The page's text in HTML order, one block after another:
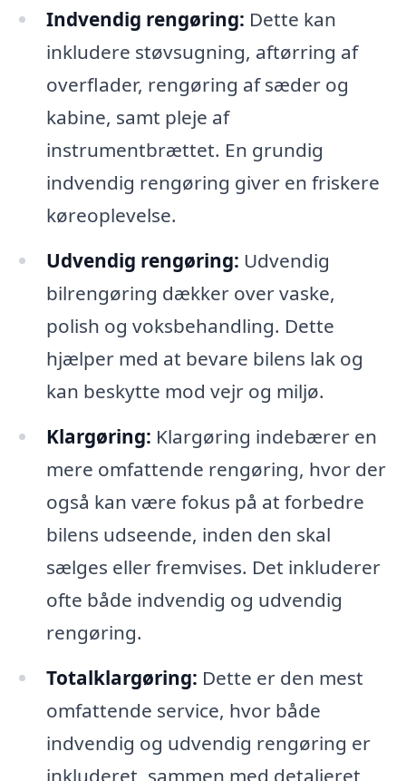
Indvendig rengøring: Dette kan
inkludere støvsugning, aftørring af
overflader, rengøring af sæder og
kabine, samt pleje af
instrumentbrættet. En grundig
indvendig rengøring giver en friskere
køreoplevelse.
Udvendig rengøring: Udvendig
bilrengøring dækker over vaske,
polish og voksbehandling. Dette
hjælper med at bevare bilens lak og
kan beskytte mod vejr og miljø.
Klargøring: Klargøring indebærer en
mere omfattende rengøring, hvor der
også kan være fokus på at forbedre
bilens udseende, inden den skal
sælges eller fremvises. Det inkluderer
ofte både indvendig og udvendig
rengøring.
Totalklargøring: Dette er den mest
omfattende service, hvor både
indvendig og udvendig rengøring er
inkluderet, sammen med detaljeret